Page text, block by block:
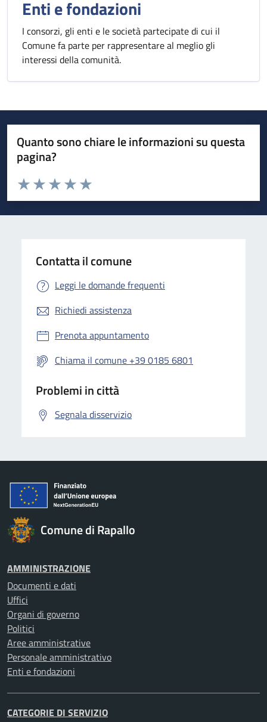
Enti e fondazioni
I consorzi, gli enti e le società partecipate di cui il
Comune fa parte per rappresentare al meglio gli
interessi della comunità.
Quanto sono chiare le informazioni su questa
pagina?
Valuta da 1 a 5 stelle la pagina
Valuta 5 stelle su 5
Valuta 4 stelle su 5
Valuta 3 stelle su 5
Valuta 2 stelle su 5
Valuta 1 stelle su 5
Contatta il comune
Leggi le domande frequenti
Richiedi assistenza
Prenota appuntamento
Chiama il comune +39 0185 6801
Problemi in città
Segnala disservizio
Comune di Rapallo
AMMINISTRAZIONE
Documenti e dati
Uffici
Organi di governo
Politici
Aree amministrative
Personale amministrativo
Enti e fondazioni
CATEGORIE DI SERVIZIO